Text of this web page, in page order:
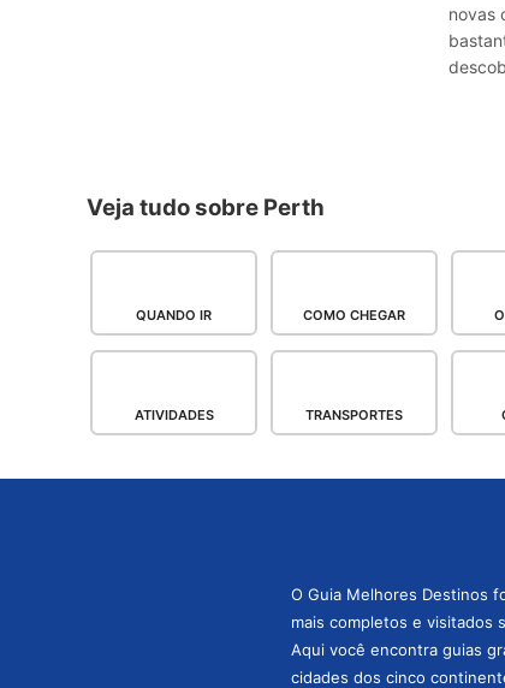
novas
Veja tudo sobre Perth
QUANDO IR COMO CHEGAR
ATIVIDADES TRANSPORTES
O Guia Melhores Destinos
mais completos e visitados
Aqui você encontra guias
cidades dos cinco